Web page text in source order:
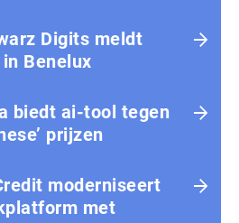
Digits meldt
Benelux
biedt ai-tool tegen
prijzen
moderniseert
met